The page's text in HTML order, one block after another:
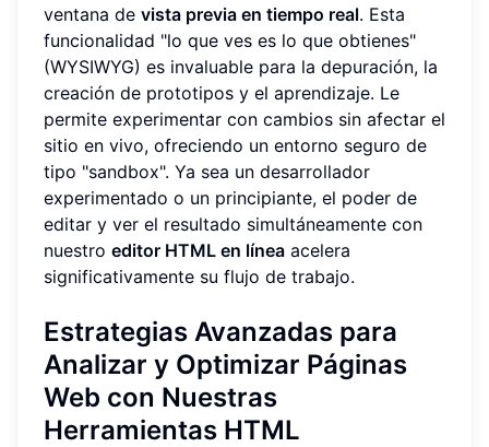
ventana de vista previa en tiempo real. Esta
funcionalidad "lo que ves es lo que obtienes"
(WYSIWYG) es invaluable para la depuración, la
creación de prototipos y el aprendizaje. Le
permite experimentar con cambios sin afectar el
sitio en vivo, ofreciendo un entorno seguro de
tipo "sandbox". Ya sea un desarrollador
experimentado o un principiante, el poder de
editar y ver el resultado simultáneamente con
nuestro editor HTML en línea acelera
significativamente su flujo de trabajo.
Estrategias Avanzadas para
Analizar y Optimizar Páginas
Web con Nuestras
Herramientas HTML